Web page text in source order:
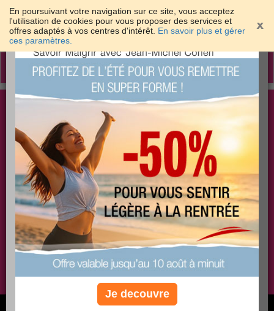
En poursuivant votre navigation sur ce site, vous acceptez
l'utilisation de cookies pour vous proposer des services et
offres adaptés à vos centres d'intérêt. En savoir plus et gérer
ces paramètres.
Toggle
Les meilleures solutions pour maigrir et être bien
dans sa peau
PLUS
EFFICACE
PLUS
SANTÉ
PLUS
COACHING
Non, je préfère le régime gratuit
6M de personnes ont maigri et réappris à manger avec nous
×
Je decouvre